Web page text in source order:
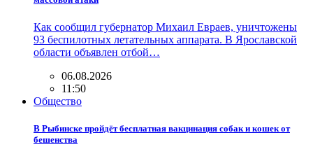
Как сообщил губернатор Михаил Евраев, уничтожены
93 беспилотных летательных аппарата. В Ярославской
области объявлен отбой…
06.08.2026
11:50
Общество
В Рыбинске пройдёт бесплатная вакцинация собак и кошек от
бешенства